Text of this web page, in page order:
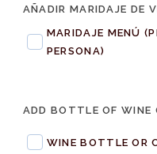
AÑADIR MARIDAJE DE
MARIDAJE MENÚ
PERSONA)
ADD BOTTLE OF WINE
WINE BOTTLE OR